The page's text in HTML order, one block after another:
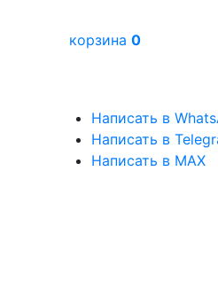
корзина 0
Написать в
Написать в
Написать в MAX